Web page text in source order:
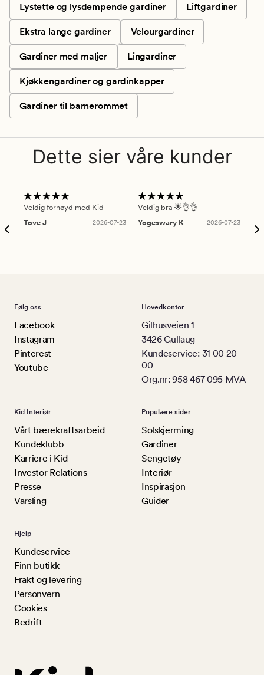
Lystette og lysdempende gardiner Liftgardiner
Ekstra lange gardiner Velourgardiner
Gardiner med maljer Lingardiner
Kjøkkengardiner og gardinkapper
Gardiner til barnerommet
Dette sier våre kunder
Veldig fornøyd med Kid
Tove J
2026-07-23
Veldig bra 🌟👌👌
Yogeswary K
2026-07-23
Følg oss
Facebook
Instagram
Pinterest
Youtube
Hovedkontor
Gilhusveien 1
3426 Gullaug
Kundeservice: 31 00 20
00
Org.nr: 958 467 095 MVA
Kid Interiør
Vårt bærekraftsarbeid
Kundeklubb
Karriere i Kid
Investor Relations
Presse
Varsling
Populære sider
Solskjerming
Gardiner
Sengetøy
Interiør
Inspirasjon
Guider
Hjelp
Kundeservice
Finn butikk
Frakt og levering
Personvern
Cookies
Bedrift